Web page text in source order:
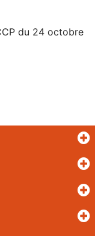
du 24 octobre